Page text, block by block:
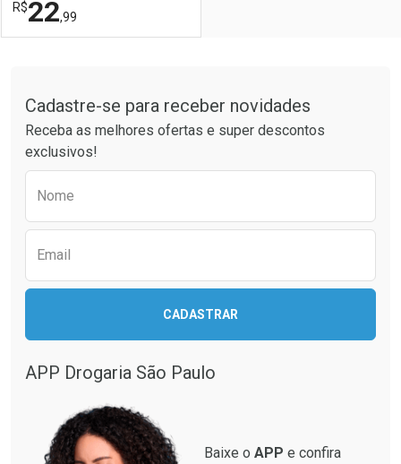
Comprar sem Desconto
Por R$ 22,99/cada
Por R$ 22,99/cada
R$22,99
Laboratório
Comprar sem Desconto
Por Menos
Comprar sem Desconto
Por R$ 22,99/cada
Cadastre-se para receber novidades
Receba as melhores ofertas e super descontos
exclusivos!
Nome
Email
CADASTRAR
APP Drogaria São Paulo
Baixe o APP e confira